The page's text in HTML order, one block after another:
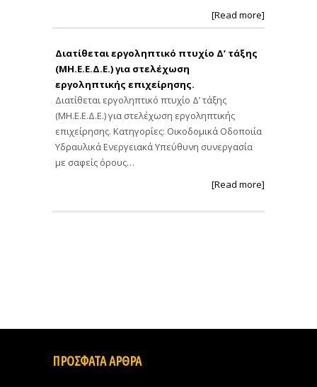
[Read more]
Διατίθεται εργοληπτικό πτυχίο Δ’ τάξης
(ΜΗ.Ε.Ε.Δ.Ε.) για στελέχωση
εργοληπτικής επιχείρησης.
Διατίθεται εργοληπτικό πτυχίο Δ’ τάξης
(ΜΗ.Ε.Ε.Δ.Ε.) για στελέχωση εργοληπτικής
επιχείρησης. Κατηγορίες: Οικοδομικά Οδοποιία
Υδραυλικά Ενεργειακά Υπεύθυνη συνεργασία
με σαφείς όρους…
[Read more]
ΠΡΟΣΦΑΤΑ ΑΡΘΡΑ